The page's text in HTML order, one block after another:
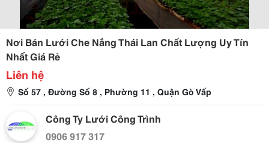
Nơi Bán Lưới Che Nắng Thái Lan Chất Lượng Uy Tín
Nhất Giá Rẻ
Liên hệ
Số 57 , Đường Số 8 , Phường 11 , Quận Gò Vấp
Công Ty Lưới Công Trình
0906 917 317